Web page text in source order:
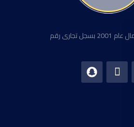
شركة طواف لخدمات الاعمال عام 2001 بسجل تجارى رقم